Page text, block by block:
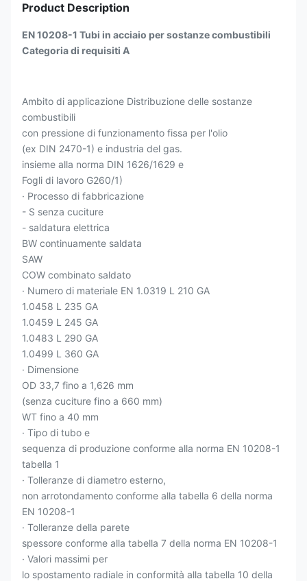
Product Description
EN 10208-1 Tubi in acciaio per sostanze combustibili
Categoria di requisiti A
Ambito di applicazione Distribuzione delle sostanze
combustibili
con pressione di funzionamento fissa per l'olio
(ex DIN 2470-1) e industria del gas.
insieme alla norma DIN 1626/1629 e
Fogli di lavoro G260/1)
· Processo di fabbricazione
- S senza cuciture
- saldatura elettrica
BW continuamente saldata
SAW
COW combinato saldato
· Numero di materiale EN 1.0319 L 210 GA
1.0458 L 235 GA
1.0459 L 245 GA
1.0483 L 290 GA
1.0499 L 360 GA
· Dimensione
OD 33,7 fino a 1,626 mm
(senza cuciture fino a 660 mm)
WT fino a 40 mm
· Tipo di tubo e
sequenza di produzione conforme alla norma EN 10208-1
tabella 1
· Tolleranze di diametro esterno,
non arrotondamento conforme alla tabella 6 della norma
EN 10208-1
· Tolleranze della parete
spessore conforme alla tabella 7 della norma EN 10208-1
· Valori massimi per
lo spostamento radiale in conformità alla tabella 10 della